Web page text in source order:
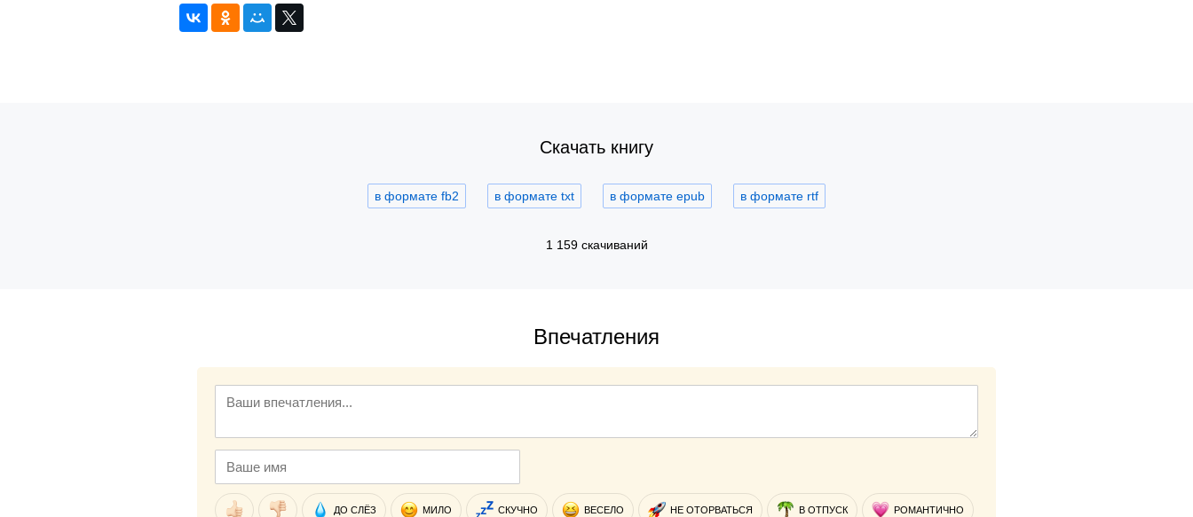
Скачать книгу
в формате fb2 в формате txt в формате epub в формате rtf
1 159 скачиваний
Впечатления
ДО СЛЁЗ МИЛО СКУЧНО ВЕСЕЛО НЕ ОТОРВАТЬСЯ В ОТПУСК РОМАНТИЧНО